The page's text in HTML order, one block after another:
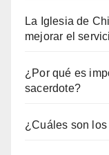
La Iglesia de
mejorar el
¿Por qué es
sacerdote?
¿Cuáles son